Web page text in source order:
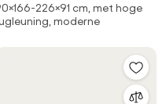
hoezen, in
ODNA
226×91 cm, met hoge
moderne